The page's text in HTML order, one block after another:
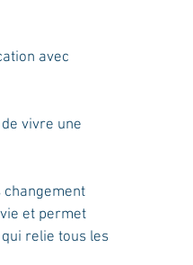
avec
vivre une
changement
et permet
relie tous les